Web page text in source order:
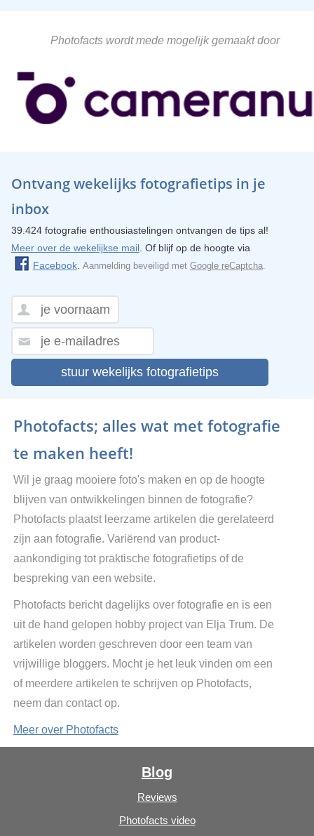
Photofacts wordt mede mogelijk gemaakt door
Ontvang wekelijks fotografietips in je
inbox
39.424 fotografie enthousiastelingen ontvangen de tips al!
Meer over de wekelijkse mail. Of blijf op de hoogte via
Facebook. Aanmelding beveiligd met Google reCaptcha.
stuur wekelijks fotografietips
Photofacts; alles wat met fotografie
te maken heeft!
Wil je graag mooiere foto's maken en op de hoogte
blijven van ontwikkelingen binnen de fotografie?
Photofacts plaatst leerzame artikelen die gerelateerd
zijn aan fotografie. Variërend van product-
aankondiging tot praktische fotografietips of de
bespreking van een website.
Photofacts bericht dagelijks over fotografie en is een
uit de hand gelopen hobby project van Elja Trum. De
artikelen worden geschreven door een team van
vrijwillige bloggers. Mocht je het leuk vinden om een
of meerdere artikelen te schrijven op Photofacts,
neem dan contact op.
Meer over Photofacts
Blog
Reviews
Photofacts video